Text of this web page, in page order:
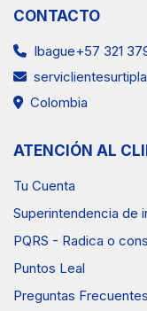
CONTACTO
Ibague+57 321
Colombia
ATENCIÓN AL
Tu Cuenta
Superintendencia de
PQRS - Radica o
Puntos Leal
Preguntas Frecuentes